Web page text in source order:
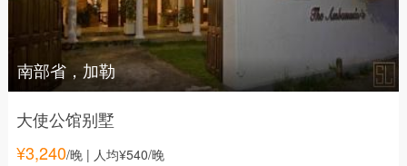
南部省，加勒
大使公馆别墅
¥3,240/晚| 人均¥540/晚